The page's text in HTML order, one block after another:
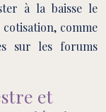
à la baisse le
comme
sur les forums
et